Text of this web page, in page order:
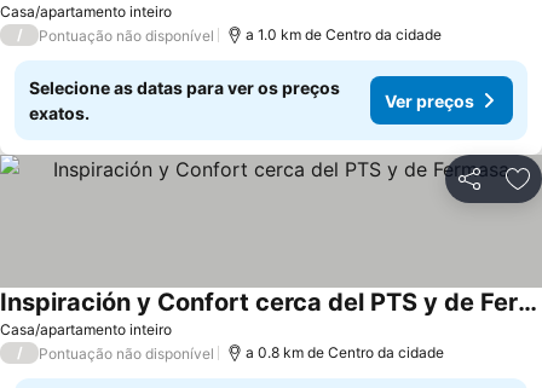
Casa/apartamento inteiro
/ Pontuação não disponível a 1.0 km de Centro da cidade
Selecione as datas para ver os preços
exatos.
Ver preços
Partilhar
Casa/apartamento inteiro
Inspiración y Confort cerca del PTS y de Fermasa
/ Pontuação não disponível a 0.8 km de Centro da cidade